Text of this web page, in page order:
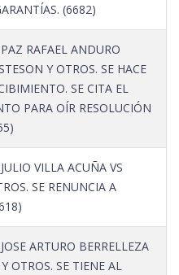
(6682)
PAZ RAFAEL ANDURO
Y OTROS. SE HACE
SE CITA EL
PARA OÍR RESOLUCIÓN
JULIO VILLA ACUÑA VS
SE RENUNCIA A
JOSE ARTURO BERRELLEZA
OTROS. SE TIENE AL